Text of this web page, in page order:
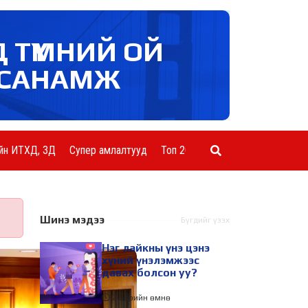
ТҮМНИЙ ОЙ
ИТХД, ЗД Супер амлалтууд Топ 20 ААН
Шинэ мэдээ Бүгдийг үзэх
Нэг лайкны үнэ цэнэ
хүний үнэлэмжээс
давах болсон уу?
2 өдрийн өмнө